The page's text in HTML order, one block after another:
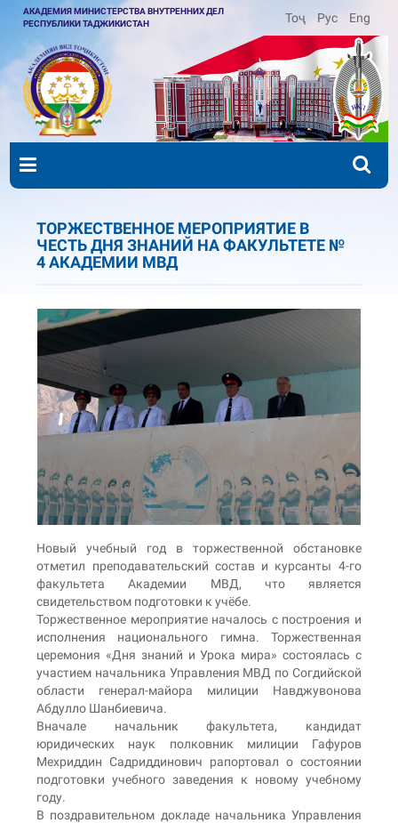
АКАДЕМИЯ МИНИСТЕРСТВА ВНУТРЕННИХ ДЕЛ
РЕСПУБЛИКИ ТАДЖИКИСТАН
Тоҷ Рус Eng
ТОРЖЕСТВЕННОЕ МЕРОПРИЯТИЕ В
ЧЕСТЬ ДНЯ ЗНАНИЙ НА ФАКУЛЬТЕТЕ №
4 АКАДЕМИИ МВД
Новый учебный год в торжественной обстановке
отметил преподавательский состав и курсанты 4-го
факультета Академии МВД, что является
свидетельством подготовки к учёбе.
Торжественное мероприятие началось с построения и
исполнения национального гимна. Торжественная
церемония «Дня знаний и Урока мира» состоялась с
участием начальника Управления МВД по Согдийской
области генерал-майора милиции Навджувонова
Абдулло Шанбиевича.
Вначале начальник факультета, кандидат
юридических наук полковник милиции Гафуров
Мехриддин Садриддинович рапортовал о состоянии
подготовки учебного заведения к новому учебному
году.
В поздравительном докладе начальника Управления